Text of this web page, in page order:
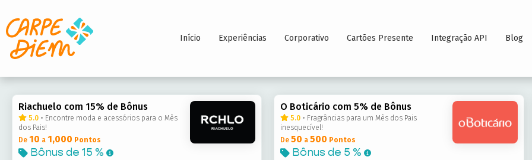
Início Experiências Corporativo Cartões Presente Integração API Blog
Riachuelo com 15% de Bônus
5.0• Encontre moda e acessórios para o Mês
dos Pais!
De 10 a 1,000 Pontos
Bônus de 15 %
O Boticário com 5% de Bônus
5.0• Fragrâncias para um Mês dos Pais
inesquecível!
De50 a500 Pontos
Bônus de 5 %